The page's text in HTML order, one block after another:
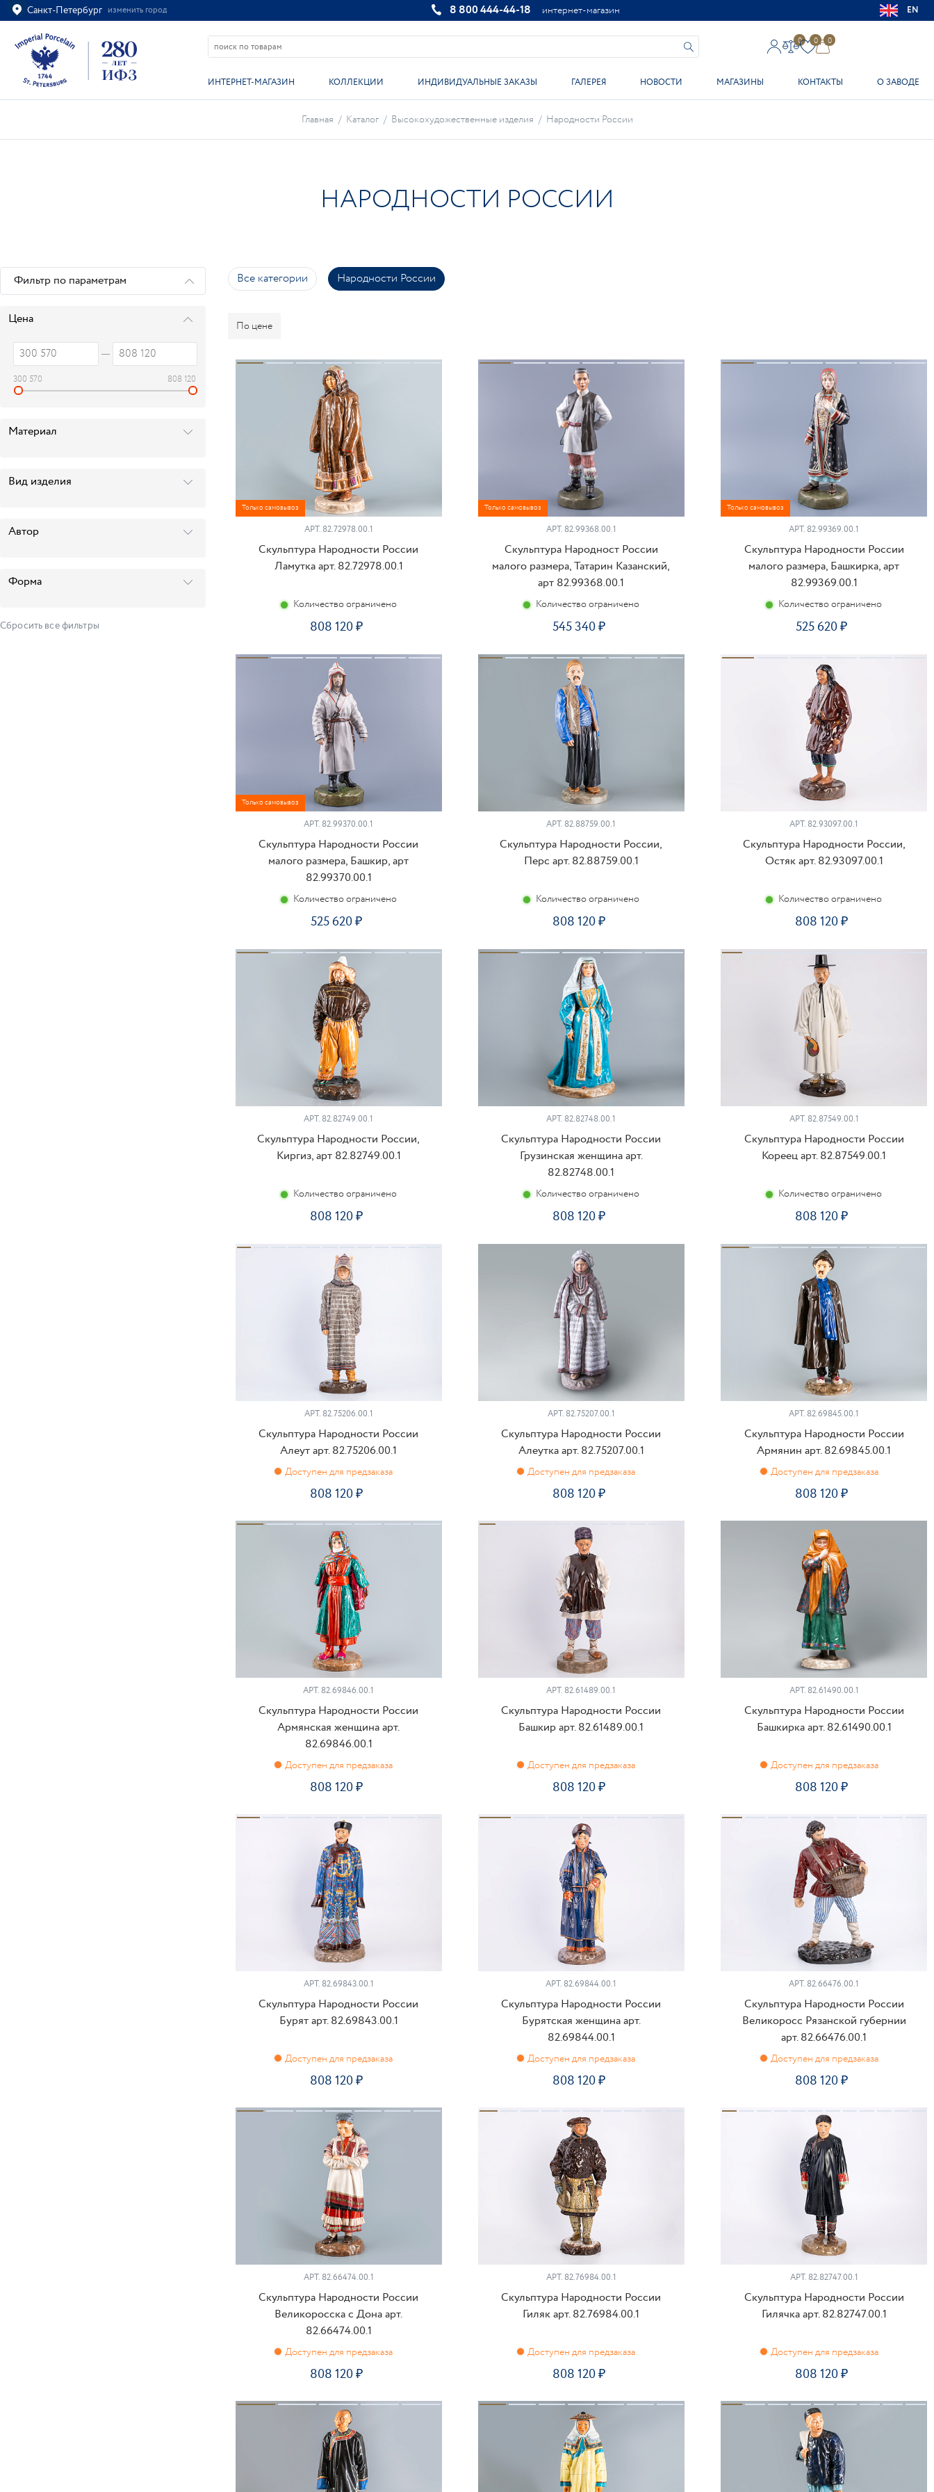
Санкт-Петербург изменить город
Ваш город Санкт-Петербург?
ВСЁ ВЕРНО ИЗМЕНИТЬ
8 800 444-44-18 интернет-магазин EN
0 0 0
ИНТЕРНЕТ-МАГАЗИН КОЛЛЕКЦИИ ИНДИВИДУАЛЬНЫЕ ЗАКАЗЫ ГАЛЕРЕЯ НОВОСТИ МАГАЗИНЫ КОНТАКТЫ О ЗАВОДЕ
Главная / Каталог / Высокохудожественные изделия / Народности России
НАРОДНОСТИ РОССИИ
Все категории Народности России
По цене
Только самовывоз
АРТ.82.72978.00.1
Скульптура Народности России
Ламутка арт. 82.72978.00.1
Количество ограничено
808 120
Только самовывоз
АРТ.82.99368.00.1
Скульптура Народност России
малого размера, Татарин Казанский,
арт 82.99368.00.1
Количество ограничено
545 340
Только самовывоз
АРТ. 82.99369.00.1
Скульптура Народности России
малого размера, Башкирка, арт
82.99369.00.1
Количество ограничено
525 620
Только самовывоз
АРТ. 82.99370.00.1
Скульптура Народности России
малого размера, Башкир, арт
82.99370.00.1
Количество ограничено
525 620
АРТ. 82.88759.00.1
Скульптура Народности России,
Перс арт. 82.88759.00.1
Количество ограничено
808 120
АРТ. 82.93097.00.1
Скульптура Народности России,
Остяк арт. 82.93097.00.1
Количество ограничено
808 120
АРТ. 82.82749.00.1
Скульптура Народности России,
Киргиз, арт 82.82749.00.1
Количество ограничено
808 120
АРТ. 82.82748.00.1
Скульптура Народности России
Грузинская женщина арт.
82.82748.00.1
Количество ограничено
808 120
АРТ.82.87549.00.1
Скульптура Народности России
Кореец арт. 82.87549.00.1
Количество ограничено
808 120
АРТ.82.75206.00.1
Скульптура Народности России
Алеут арт. 82.75206.00.1
808 120
ПРЕДЗАКАЗ
АРТ.82.75207.00.1
Скульптура Народности России
Алеутка арт. 82.75207.00.1
808 120
ПРЕДЗАКАЗ
АРТ. 82.69845.00.1
Скульптура Народности России
Армянин арт. 82.69845.00.1
808 120
ПРЕДЗАКАЗ
АРТ. 82.69846.00.1
Скульптура Народности России
Армянская женщина арт.
82.69846.00.1
808 120
ПРЕДЗАКАЗ
АРТ. 82.61489.00.1
Скульптура Народности России
Башкир арт. 82.61489.00.1
808 120
ПРЕДЗАКАЗ
АРТ.82.61490.00.1
Скульптура Народности России
Башкирка арт. 82.61490.00.1
808 120
ПРЕДЗАКАЗ
АРТ.82.69843.00.1
Скульптура Народности России
Бурят арт. 82.69843.00.1
808 120
ПРЕДЗАКАЗ
АРТ. 82.69844.00.1
Скульптура Народности России
Бурятская женщина арт.
82.69844.00.1
808 120
ПРЕДЗАКАЗ
АРТ. 82.66476.00.1
Скульптура Народности России
Великоросс Рязанской губернии
арт. 82.66476.00.1
808 120
ПРЕДЗАКАЗ
АРТ.82.66474.00.1
Скульптура Народности России
Великоросска с Дона арт.
82.66474.00.1
808 120
ПРЕДЗАКАЗ
АРТ.82.76984.00.1
Скульптура Народности России
Гиляк арт. 82.76984.00.1
808 120
ПРЕДЗАКАЗ
АРТ.82.82747.00.1
Скульптура Народности России
Гилячка арт. 82.82747.00.1
808 120
ПРЕДЗАКАЗ
Фильтр по параметрам
Цена
300 570 808 120
Материал
Вид изделия
Автор
Форма
Сбросить все фильтры